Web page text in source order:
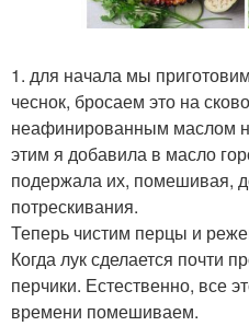
1. для начала мы
чеснок, бросаем это на
неафинированным маслом
этим я добавила в масло
подержала их, помешивая,
потрескивания.
Теперь чистим перцы и
Когда лук сделается почти
перчики. Естественно, все
времени помешиваем.